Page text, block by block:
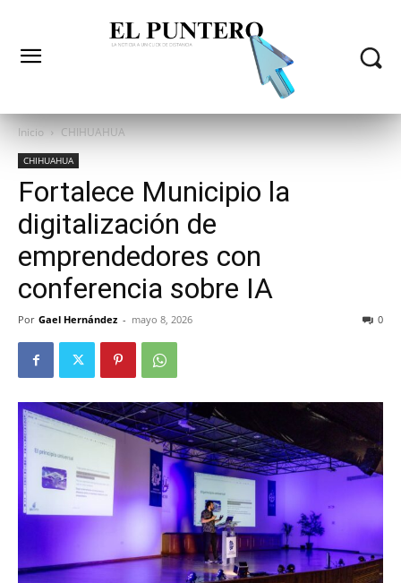
Inicio CHIHUAHUA
CHIHUAHUA
Fortalece Municipio la
digitalización de
emprendedores con
conferencia sobre IA
Por Gael Hernández - mayo 8, 2026 0